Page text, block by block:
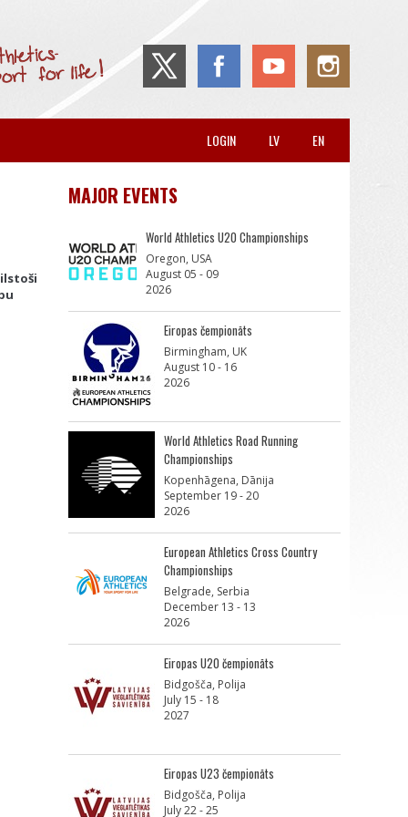
EN
LV
LOGIN
MAJOR EVENTS
World Athletics U20 Championships
Oregon, USA
August 05 - 09
2026
Eiropas čempionāts
Birmingham, UK
August 10 - 16
2026
World Athletics Road Running
Championships
Kopenhāgena, Dānija
September 19 - 20
2026
European Athletics Cross Country
Championships
Belgrade, Serbia
December 13 - 13
2026
Eiropas U20 čempionāts
Bidgošča, Polija
July 15 - 18
2027
Eiropas U23 čempionāts
Bidgošča, Polija
July 22 - 25